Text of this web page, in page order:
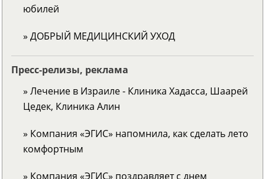
юбилей
» ДОБРЫЙ МЕДИЦИНСКИЙ УХОД
Пресс-релизы, реклама
» Лечение в Израиле - Клиника Хадасса, Шаарей
Цедек, Клиника Алин
» Компания «ЭГИС» напомнила, как сделать лето
комфортным
» Компания «ЭГИС» поздравляет с днем